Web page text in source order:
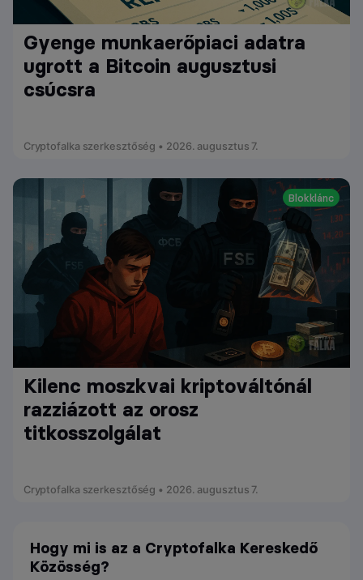
Gyenge munkaerőpiaci adatra
ugrott a Bitcoin augusztusi
csúcsra
Cryptofalka szerkesztőség • 2026. augusztus 7.
Blokklánc
Kilenc moszkvai kriptováltónál
razziázott az orosz
titkosszolgálat
Cryptofalka szerkesztőség • 2026. augusztus 7.
Hogy mi is az a Cryptofalka Kereskedő
Közösség?